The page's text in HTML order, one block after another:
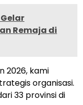
Remaja di
2026, kami
organisasi.
33 provinsi di